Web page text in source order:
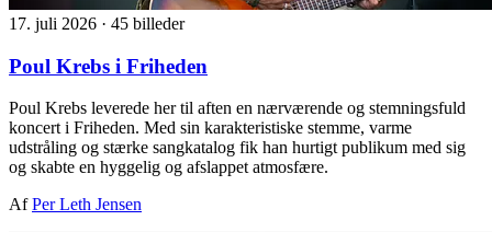
17. juli 2026 · 45 billeder
Poul Krebs i Friheden
Poul Krebs leverede her til aften en nærværende og stemningsfuld
koncert i Friheden. Med sin karakteristiske stemme, varme
udstråling og stærke sangkatalog fik han hurtigt publikum med sig
og skabte en hyggelig og afslappet atmosfære.
AfPer Leth Jensen